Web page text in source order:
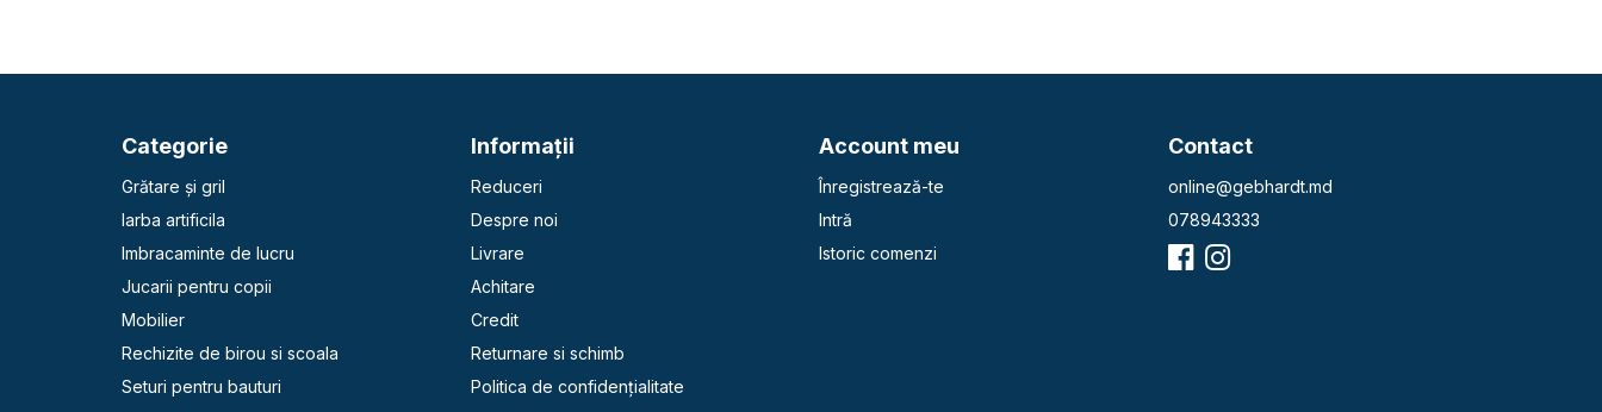
Categorie
Grătare și gril
Iarba artificila
Imbracaminte de lucru
Jucarii pentru copii
Mobilier
Rechizite de birou si scoala
Seturi pentru bauturi
Informaţii
Reduceri
Despre noi
Livrare
Achitare
Credit
Returnare si schimb
Politica de confidențialitate
Account meu
Înregistrează-te
Intră
Istoric comenzi
Contact
online@gebhardt.md
078943333